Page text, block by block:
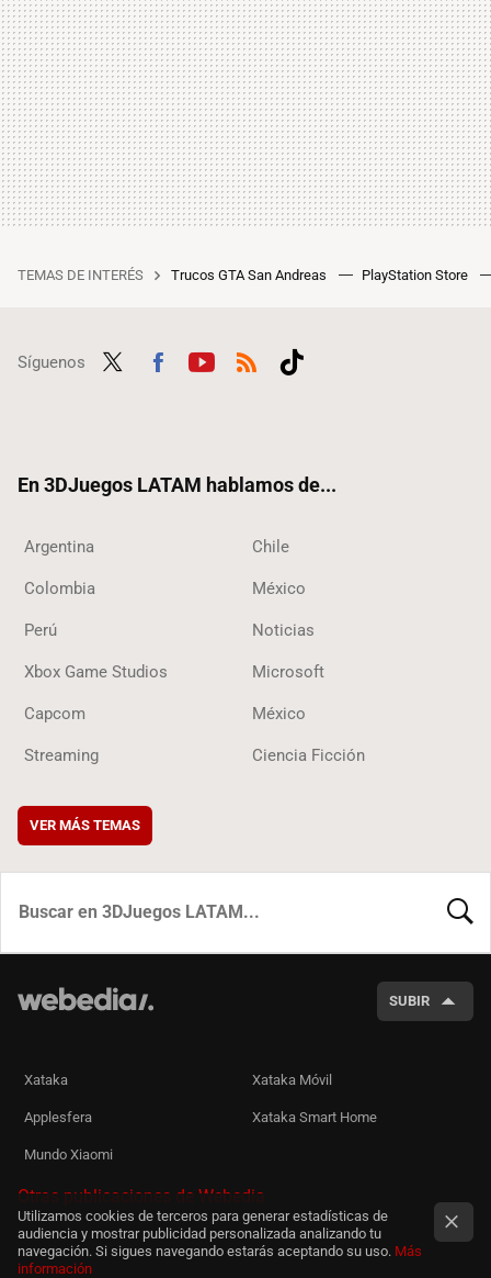
TEMAS DE INTERÉS Trucos GTA San Andreas PlayStation Store
Síguenos
En 3DJuegos LATAM hablamos de...
Argentina Chile
Colombia México
Perú Noticias
Xbox Game Studios Microsoft
Capcom México
Streaming Ciencia Ficción
VER MÁS TEMAS
SUBIR
Xataka Xataka Móvil
Applesfera Xataka Smart Home
Mundo Xiaomi
Otras publicaciones de Webedia
Utilizamos cookies de terceros para generar estadísticas de
audiencia y mostrar publicidad personalizada analizando tu
navegación. Si sigues navegando estarás aceptando su uso. Más
información